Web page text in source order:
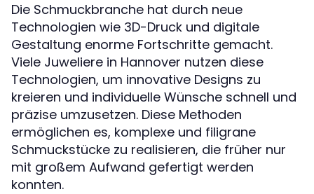
Die Schmuckbranche hat durch neue
Technologien wie 3D-Druck und digitale
Gestaltung enorme Fortschritte gemacht.
Viele Juweliere in Hannover nutzen diese
Technologien, um innovative Designs zu
kreieren und individuelle Wünsche schnell und
präzise umzusetzen. Diese Methoden
ermöglichen es, komplexe und filigrane
Schmuckstücke zu realisieren, die früher nur
mit großem Aufwand gefertigt werden
konnten.